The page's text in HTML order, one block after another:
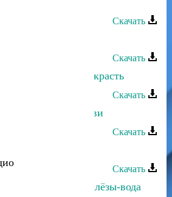
Скачать
- Лунный свет
Скачать
- Я хочу тебя украсть
Скачать
- История любви
Скачать
Скачать
- Время-река, слёзы-вода